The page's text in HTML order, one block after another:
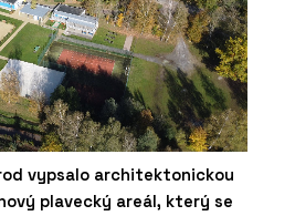
vypsalo architektonickou
plavecký areál, který se